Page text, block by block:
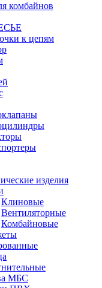
комбайнов
к цепям
изделия
Клиновые
Вентиляторные
Комбайновые
МБС